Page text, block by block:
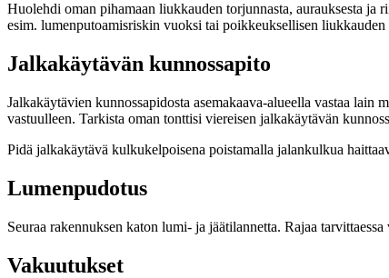
Huolehdi oman pihamaan liukkauden torjunnasta, aurauksesta
esim. lumenputoamisriskin vuoksi tai poikkeuksellisen
Jalkakäytävän kunnossapito
Jalkakäytävien kunnossapidosta asemakaava-alueella vastaa
vastuulleen. Tarkista oman tonttisi viereisen jalkakäytävän
Pidä jalkakäytävä kulkukelpoisena poistamalla jalankulkua
Lumenpudotus
Seuraa rakennuksen katon lumi- ja jäätilannetta. Rajaa
Vakuutukset